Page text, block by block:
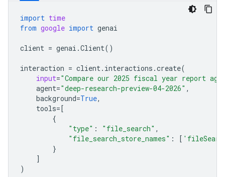
import time
from google import genai
client = genai .Client()
interaction = client. interactions .create(
input="Compare our 2025 fiscal year report
agent="deep-research-preview-04-2026" ,
background=True,
tools=[
{
"type" : "file_search" ,
"file_search_store_names" : [
}
]
)